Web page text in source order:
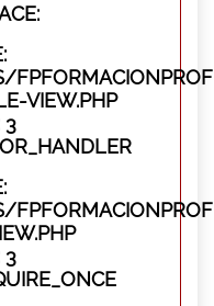
VIEW.PHP
3
3